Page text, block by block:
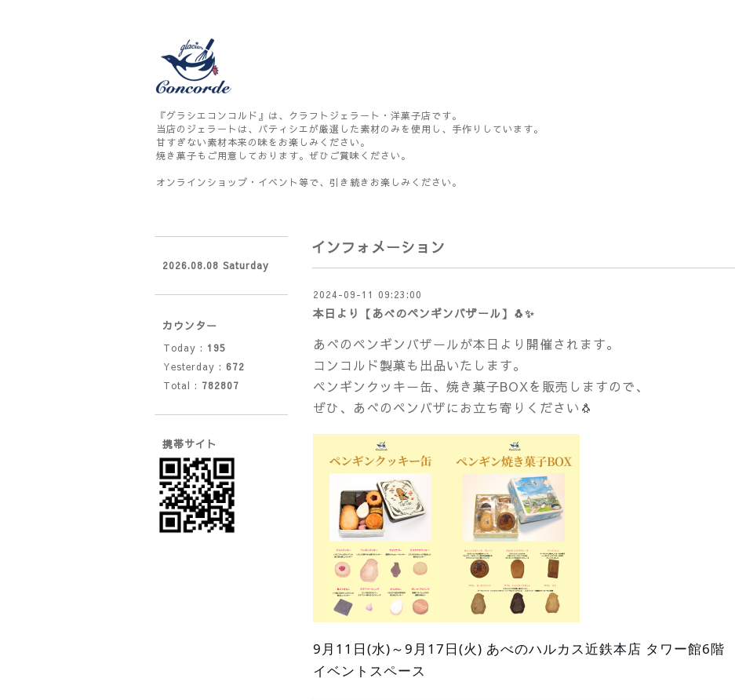
『グラシエコンコルド』は、クラフトジェラート・洋菓子店です。
当店のジェラートは、パティシエが厳選した素材のみを使用し、手作りしています。
甘すぎない素材本来の味をお楽しみください。
焼き菓子もご用意しております。ぜひご賞味ください。
オンラインショップ・イベント等で、引き続きお楽しみください。
インフォメーション
2024-09-11 09:23:00
本日より【あべのペンギンバザール】🐧✨
あべのペンギンバザールが本日より開催されます。
コンコルド製菓も出品いたします。
ペンギンクッキー缶、焼き菓子BOXを販売しますので、
ぜひ、あべのペンバザにお立ち寄りください🐧
9月11日(水)～9月17日(火) あべのハルカス近鉄本店 タワー館6階
イベントスペース
2026.08.08 Saturday
カウンター
Today : 195
Yesterday : 672
Total : 782807
携帯サイト